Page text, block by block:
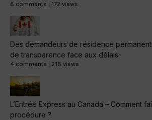
8 comments 172 views
Des demandeurs de résidence
de transparence face aux délais
4 comments 218 views
L’Entrée Express au Canada – Comment
procédure ?